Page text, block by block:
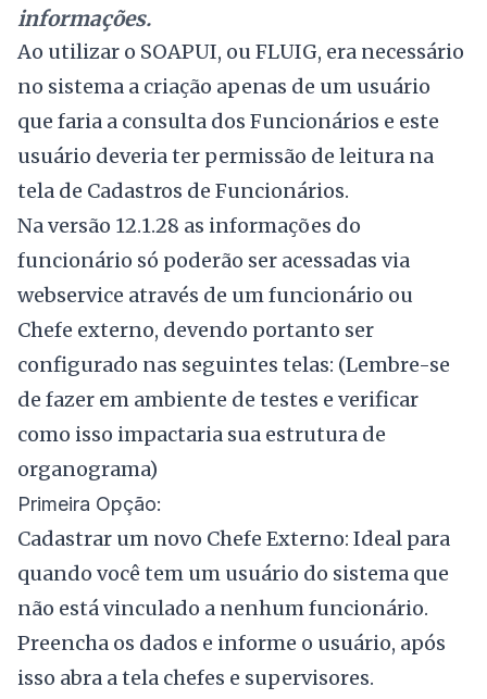
informações.
Ao utilizar o SOAPUI, ou FLUIG, era necessário
no sistema a criação apenas de um usuário
que faria a consulta dos Funcionários e este
usuário deveria ter permissão de leitura na
tela de Cadastros de Funcionários.
Na versão 12.1.28 as informações do
funcionário só poderão ser acessadas via
webservice através de um funcionário ou
Chefe externo, devendo portanto ser
configurado nas seguintes telas: (Lembre-se
de fazer em ambiente de testes e verificar
como isso impactaria sua estrutura de
organograma)
Primeira Opção:
Cadastrar um novo Chefe Externo: Ideal para
quando você tem um usuário do sistema que
não está vinculado a nenhum funcionário.
Preencha os dados e informe o usuário, após
isso abra a tela chefes e supervisores.